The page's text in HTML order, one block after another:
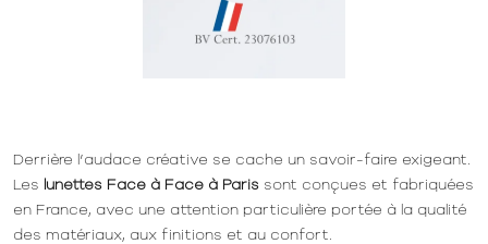
Derrière l’audace créative se cache un savoir-faire exigeant.
Les lunettes Face à Face à Paris sont conçues et fabriquées
en France, avec une attention particulière portée à la qualité
des matériaux, aux finitions et au confort.